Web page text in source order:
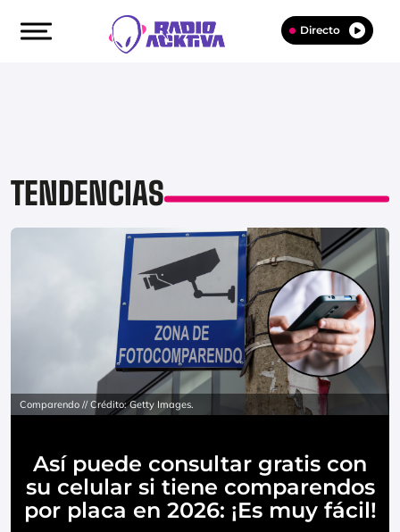
Directo
TENDENCIAS
Comparendo // Crédito: Getty Images.
Así puede consultar gratis con
su celular si tiene comparendos
por placa en 2026: ¡Es muy fácil!